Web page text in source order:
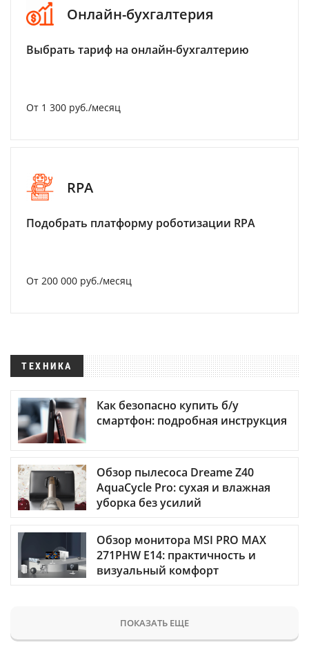
Онлайн-бухгалтерия
Выбрать тариф на онлайн-бухгалтерию
От 1 300 руб./месяц
RPA
Подобрать платформу роботизации RPA
От 200 000 руб./месяц
ТЕХНИКА
Как безопасно купить б/у
смартфон: подробная инструкция
Обзор пылесоса Dreame Z40
AquaCycle Pro: сухая и влажная
уборка без усилий
Обзор монитора MSI PRO MAX
271PHW E14: практичность и
визуальный комфорт
ПОКАЗАТЬ ЕЩЕ